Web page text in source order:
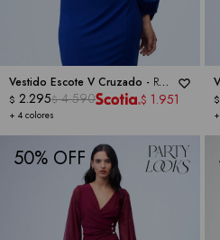
Vestido Escote V Cruzado - RM
RICHARDS
+ 4 colores
$ 2.295$ 4.590 $ 1.951 $
50